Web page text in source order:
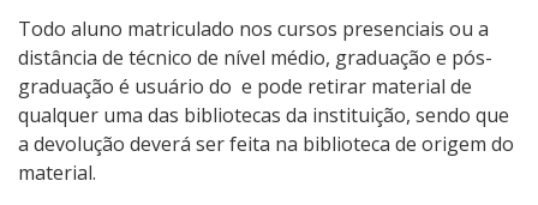
Todo aluno matriculado nos cursos presenciais ou a
distância de técnico de nível médio, graduação e pós-
graduação é usuário do e pode retirar material de
qualquer uma das bibliotecas da instituição, sendo que
a devolução deverá ser feita na biblioteca de origem do
material.